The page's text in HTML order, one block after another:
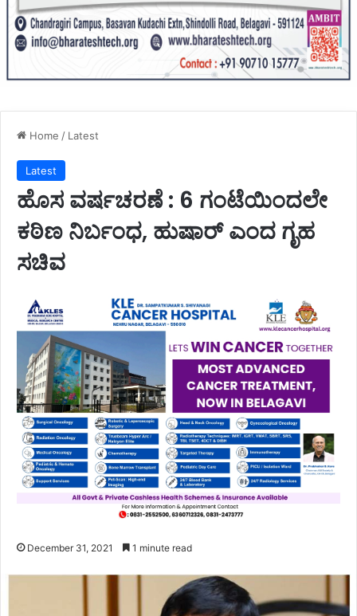
Home / Latest
Latest
ಹೊಸ ವರ್ಷಚರಣೆ : 6 ಗಂಟೆಯಿಂದಲೇ
ಕಠಿಣ ನಿರ್ಬಂಧ, ಹುಷಾರ್ ಎಂದ ಗೃಹ
ಸಚಿವ
December 31, 2021 1 minute read